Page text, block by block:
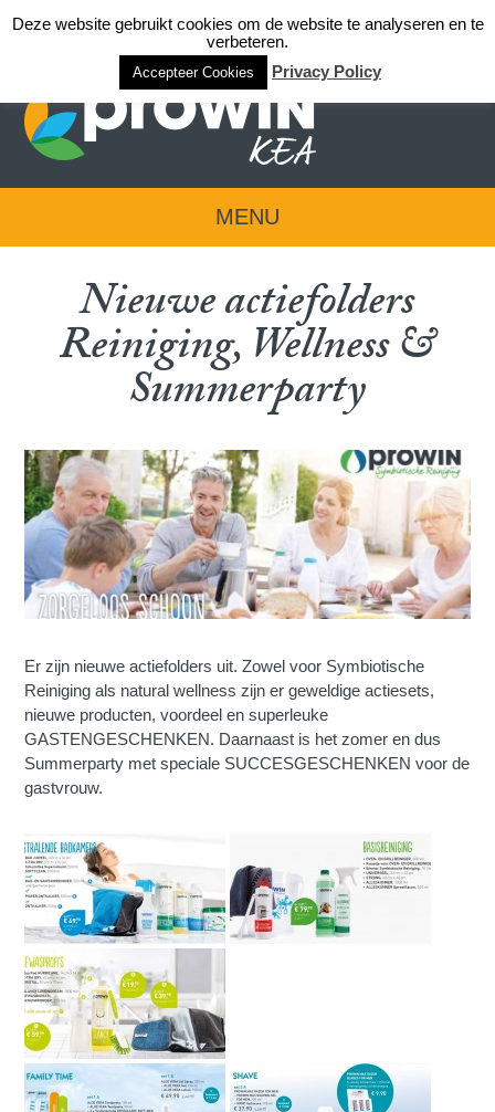
Login team KEA
MENU
Nieuwe actiefolders
Reiniging, Wellness &
Summerparty
Er zijn nieuwe actiefolders uit. Zowel voor Symbiotische
Reiniging als natural wellness zijn er geweldige actiesets,
nieuwe producten, voordeel en superleuke
GASTENGESCHENKEN. Daarnaast is het zomer en dus
Summerparty met speciale SUCCESGESCHENKEN voor de
gastvrouw.
Deze website gebruikt cookies om de website te analyseren en te
verbeteren.
Accepteer Cookies Privacy Policy